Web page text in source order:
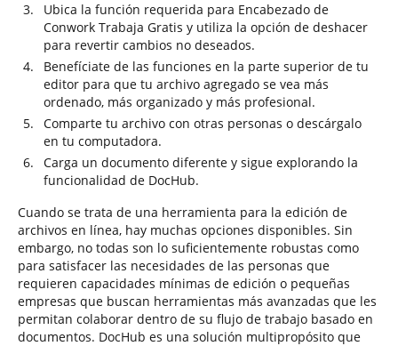
Ubica la función requerida para Encabezado de
Conwork Trabaja Gratis y utiliza la opción de deshacer
para revertir cambios no deseados.
Benefíciate de las funciones en la parte superior de tu
editor para que tu archivo agregado se vea más
ordenado, más organizado y más profesional.
Comparte tu archivo con otras personas o descárgalo
en tu computadora.
Carga un documento diferente y sigue explorando la
funcionalidad de DocHub.
Cuando se trata de una herramienta para la edición de
archivos en línea, hay muchas opciones disponibles. Sin
embargo, no todas son lo suficientemente robustas como
para satisfacer las necesidades de las personas que
requieren capacidades mínimas de edición o pequeñas
empresas que buscan herramientas más avanzadas que les
permitan colaborar dentro de su flujo de trabajo basado en
documentos. DocHub es una solución multipropósito que